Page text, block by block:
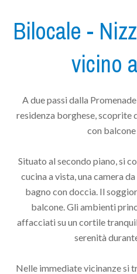
Bilocale -
vicino
A due passi dalla
residenza borghese, scoprite
con
Situato al secondo piano, si
cucina a vista, una camera
bagno con doccia. Il
balcone. Gli ambienti
affacciati su un cortile
serenità
Nelle immediate vicinanze si